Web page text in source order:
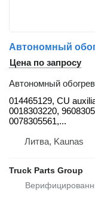
Цена по запросу
Автономный
014465129, CU
0018303220,
0078305561,...
Литва, Kaunas
Truck Parts Group